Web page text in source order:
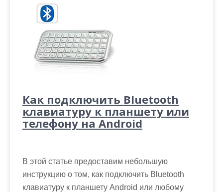
Как подключить Bluetooth
клавиатуру к планшету или
телефону на Android
В этой статье предоставим небольшую
инструкцию о том, как подключить Bluetooth
клавиатуру к планшету Android или любому